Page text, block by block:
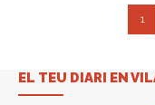
1
EL TEU DIARI EN